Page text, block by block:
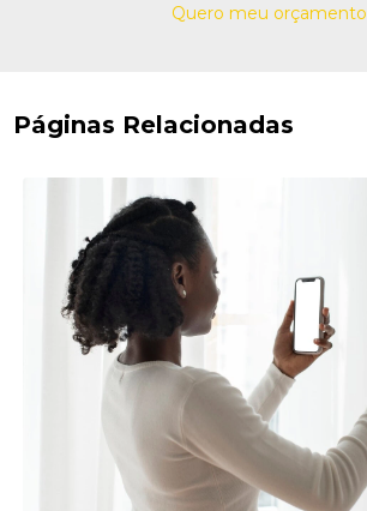
Quero meu orçamento
Páginas Relacionadas